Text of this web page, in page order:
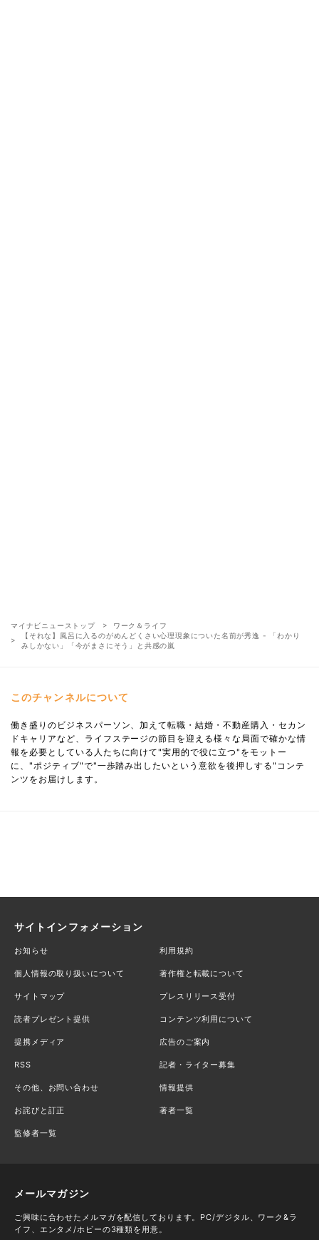
マイナビニューストップ
ワーク＆ライフ
【それな】風呂に入るのがめんどくさい心理現象についた名前が秀逸 - 「わかり
みしかない」「今がまさにそう」と共感の嵐
このチャンネルについて
働き盛りのビジネスパーソン、加えて転職・結婚・不動産購入・セカン
ドキャリアなど、ライフステージの節目を迎える様々な局面で確かな情
報を必要としている人たちに向けて"実用的で役に立つ"をモットー
に、"ポジティブ"で"一歩踏み出したいという意欲を後押しする"コンテ
ンツをお届けします。
サイトインフォメーション
お知らせ 利用規約
個人情報の取り扱いについて 著作権と転載について
サイトマップ プレスリリース受付
読者プレゼント提供 コンテンツ利用について
提携メディア 広告のご案内
RSS 記者・ライター募集
その他、お問い合わせ 情報提供
お詫びと訂正 著者一覧
監修者一覧
メールマガジン
ご興味に合わせたメルマガを配信しております。PC/デジタル、ワーク&ラ
イフ、エンタメ/ホビーの3種類を用意。